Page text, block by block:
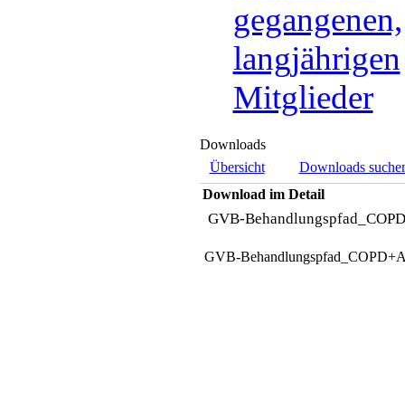
gegangenen,
langjährigen
Mitglieder
Downloads
Übersicht
Downloads
Download im Detail
GVB-
GVB-